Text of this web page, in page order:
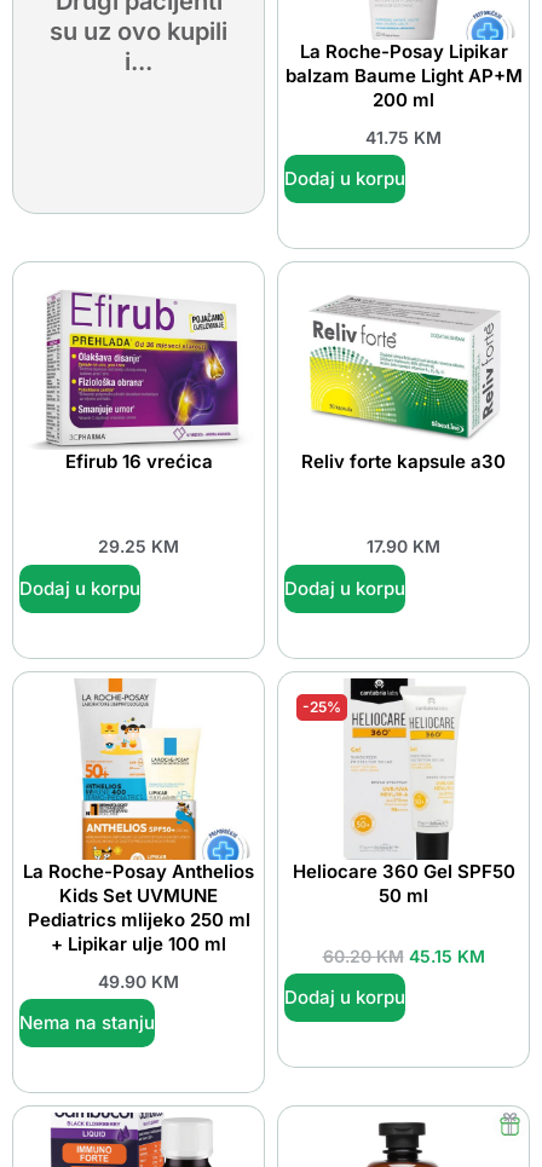
su uz ovo kupili
i...
La Roche-Posay Lipikar
balzam Baume Light AP+M
200 ml
41.75 KM
Dodaj u korpu
Efirub 16 vrećica
29.25 KM
Dodaj u korpu
Reliv forte kapsule a30
17.90 KM
Dodaj u korpu
La Roche-Posay Anthelios
Kids Set UVMUNE
Pediatrics mlijeko 250 ml
+ Lipikar ulje 100 ml
49.90 KM
Nema na stanju
-25%
Heliocare 360 Gel SPF50
50 ml
60.20KM 45.15 KM
Dodaj u korpu